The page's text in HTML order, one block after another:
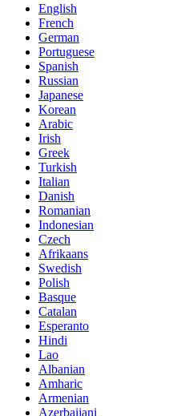
English
French
German
Portuguese
Spanish
Russian
Japanese
Korean
Arabic
Irish
Greek
Turkish
Italian
Danish
Romanian
Indonesian
Czech
Afrikaans
Swedish
Polish
Basque
Catalan
Esperanto
Hindi
Lao
Albanian
Amharic
Armenian
Azerbaijani